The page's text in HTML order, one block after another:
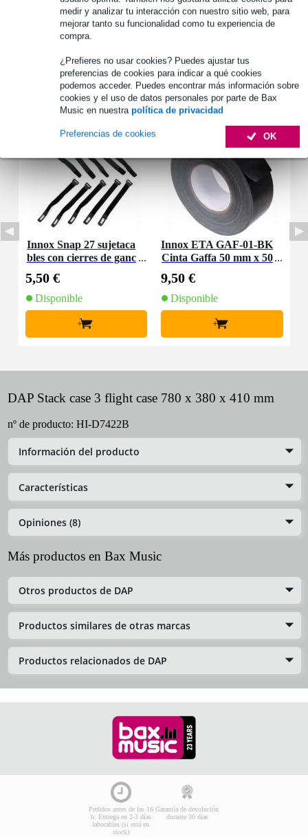
medir y analizar tu interacción con nuestro sitio web, para
mejorar tanto su funcionalidad como tu experiencia de
compra.
¿Prefieres no usar cookies? Puedes ajustar tus
preferencias de cookies para indicar a qué cookies
podemos acceder. Puedes encontrar más información sobre
cookies y el uso de datos personales por parte de Bax
Music en nuestra política de privacidad
OK
Preferencias de cookies
dimensiones interiores: 750 x 352 x 388 mm
peso: 13,58 KG
Especificaciones completas
Accesorios (2)
Innox Snap 27 sujetaca
bles con cierres de ganc
ro (10 ud)
5,50 €
Disponible
+
Innox ETA GAF-01-BK
Cinta Gaffa 50 mm x 50
9,50 €
Disponible
+
DAP Stack case 3 flight case 780 x 380 x 410 mm
nº de producto: HI-D7422B
Información del producto
Características
Opiniones (8)
Más productos en Bax Music
Otros productos de DAP
Productos similares de otras marcas
Productos relacionados de DAP
Pedidos antes de las 16
h: Entrega en 2-3 días
laborables (si está en
stock)
Garantía de devolución
durante 30 días